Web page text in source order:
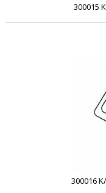
300015
300016